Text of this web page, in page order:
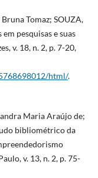
Tomaz; SOUZA,
pesquisas e suas
v. 18, n. 2, p. 7-20,
html/.
Maria Araújo de;
bibliométrico da
v. 13, n. 2, p. 75-